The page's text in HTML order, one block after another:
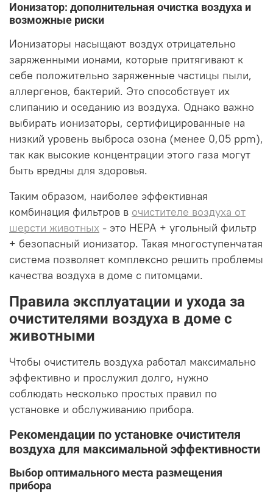
Ионизатор: дополнительная очистка воздуха и
возможные риски
Ионизаторы насыщают воздух отрицательно
заряженными ионами, которые притягивают к
себе положительно заряженные частицы пыли,
аллергенов, бактерий. Это способствует их
слипанию и оседанию из воздуха. Однако важно
выбирать ионизаторы, сертифицированные на
низкий уровень выброса озона (менее 0,05 ppm),
так как высокие концентрации этого газа могут
быть вредны для здоровья.
Таким образом, наиболее эффективная
комбинация фильтров в очистителе воздуха от
шерсти животных - это HEPA + угольный фильтр
+ безопасный ионизатор. Такая многоступенчатая
система позволяет комплексно решить проблемы
качества воздуха в доме с питомцами.
Правила эксплуатации и ухода за
очистителями воздуха в доме с
животными
Чтобы очиститель воздуха работал максимально
эффективно и прослужил долго, нужно
соблюдать несколько простых правил по
установке и обслуживанию прибора.
Рекомендации по установке очистителя
воздуха для максимальной эффективности
Выбор оптимального места размещения
прибора